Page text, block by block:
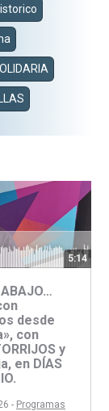
5:14
desde
con
y
en DÍAS
- Programas